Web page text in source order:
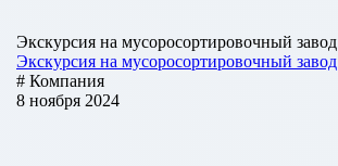
Экскурсия на мусоросортировочный завод
Экскурсия на мусоросортировочный завод
# Компания
8 ноября 2024